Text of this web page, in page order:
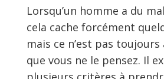
Lorsqu’un homme a du
cela cache forcément
mais ce n’est pas toujours
que vous ne le pensez. Il